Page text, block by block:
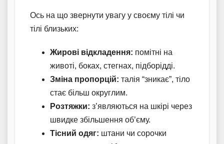
Ось на що звернути увагу у своєму тілі чи
тілі близьких:
Жирові відкладення: помітні на
животі, боках, стегнах, підборідді.
Зміна пропорцій: талія “зникає”, тіло
стає більш округлим.
Розтяжки: з’являються на шкірі через
швидке збільшення об’єму.
Тісний одяг: штани чи сорочки